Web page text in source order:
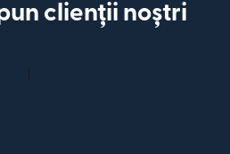
clienții noștri